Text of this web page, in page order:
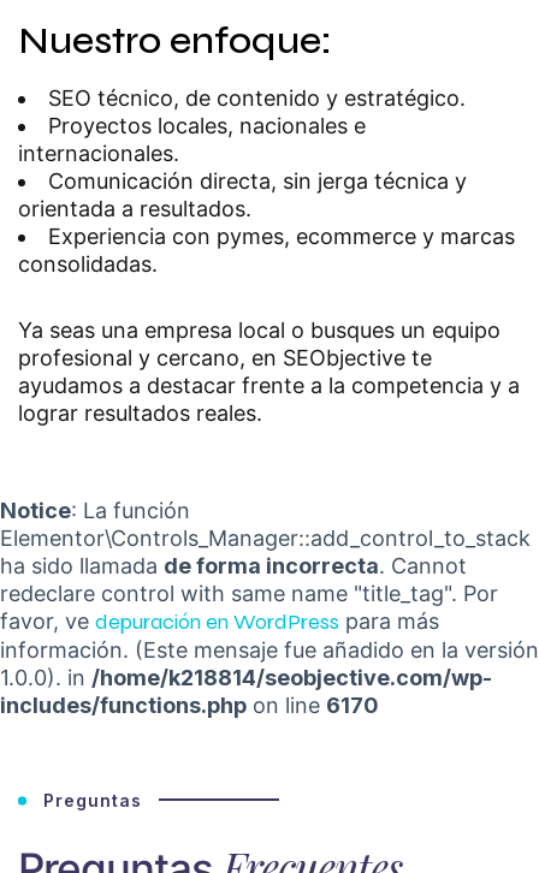
Nuestro enfoque:
SEO técnico, de contenido y estratégico.
Proyectos locales, nacionales e
internacionales.
Comunicación directa, sin jerga técnica y
orientada a resultados.
Experiencia con pymes, ecommerce y marcas
consolidadas.
Ya seas una empresa local o busques un equipo
profesional y cercano, en SEObjective te
ayudamos a destacar frente a la competencia y a
lograr resultados reales.
Notice: La función
Elementor\Controls_Manager::add_control_to_stack
ha sido llamada de forma incorrecta. Cannot
redeclare control with same name "title_tag". Por
favor, ve depuración en WordPress para más
información. (Este mensaje fue añadido en la versión
1.0.0). in /home/k218814/seobjective.com/wp-
includes/functions.php on line 6170
Preguntas